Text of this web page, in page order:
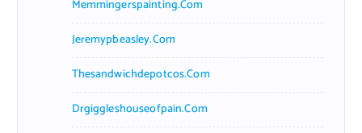
Memmingerspainting.com
Jeremypbeasley.com
Thesandwichdepotcos.com
Drgiggleshouseofpain.com